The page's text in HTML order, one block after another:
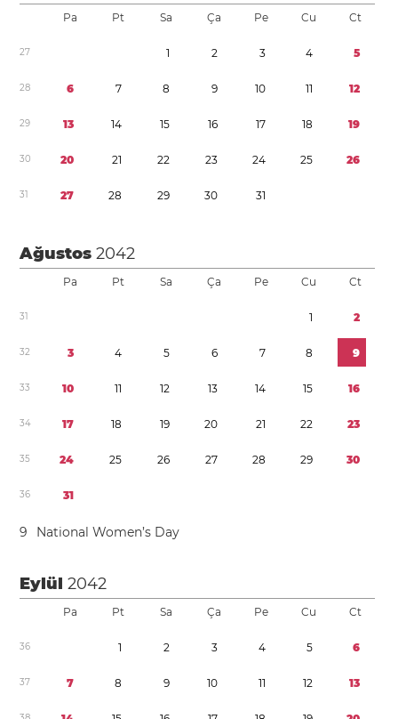
Pa Pt Sa Ça Pe Cu Ct
27 1 2 3 4 5
28 6 7 8 9 10 11 12
29 13 14 15 16 17 18 19
30 20 21 22 23 24 25 26
31 27 28 29 30 31
Ağustos2042
Pa Pt Sa Ça Pe Cu Ct
31 1 2
32 3 4 5 6 7 8 9
33 10 11 12 13 14 15 16
34 17 18 19 20 21 22 23
35 24 25 26 27 28 29 30
36 31
9 National Women’s Day
Eylül2042
Pa Pt Sa Ça Pe Cu Ct
36 1 2 3 4 5 6
37 7 8 9 10 11 12 13